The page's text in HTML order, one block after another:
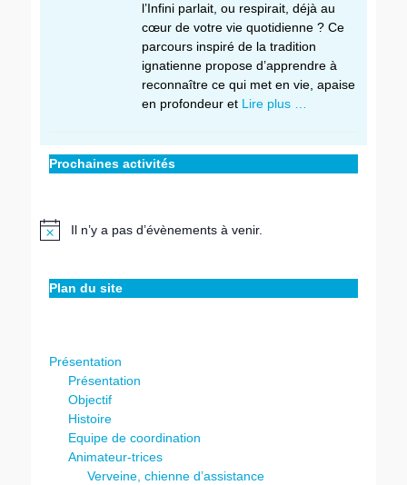
l’Infini parlait, ou respirait, déjà au
cœur de votre vie quotidienne ? Ce
parcours inspiré de la tradition
ignatienne propose d’apprendre à
reconnaître ce qui met en vie, apaise
en profondeur et Lire plus …
Prochaines activités
NoticeIl n’y a pas d’évènements à venir.
Plan du site
Présentation
Présentation
Objectif
Histoire
Equipe de coordination
Animateur-trices
Verveine, chienne d’assistance